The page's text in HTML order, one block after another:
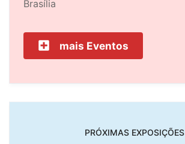
Brasília
mais Eventos
PRÓXIMAS EXPOSIÇÕES